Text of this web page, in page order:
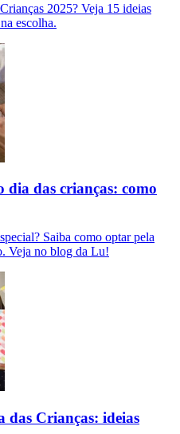
2025? Veja 15 ideias
escolha.
dia das crianças: como
Saiba como optar pela
Veja no blog da Lu!
das Crianças: ideias